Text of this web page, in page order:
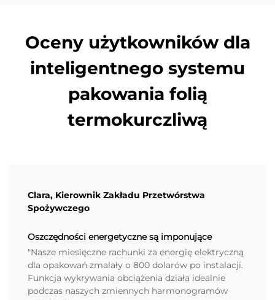
Oceny użytkowników dla
inteligentnego systemu
pakowania folią
termokurczliwą
Clara, Kierownik Zakładu Przetwórstwa
Spożywczego
Oszczędności energetyczne są imponujące
"Nasze miesięczne rachunki za energię elektryczną
dla opakowań zmalały o 800 dolarów po instalacji.
Funkcja wykrywania obciążenia działa idealnie
podczas naszych zmiennych harmonogramów